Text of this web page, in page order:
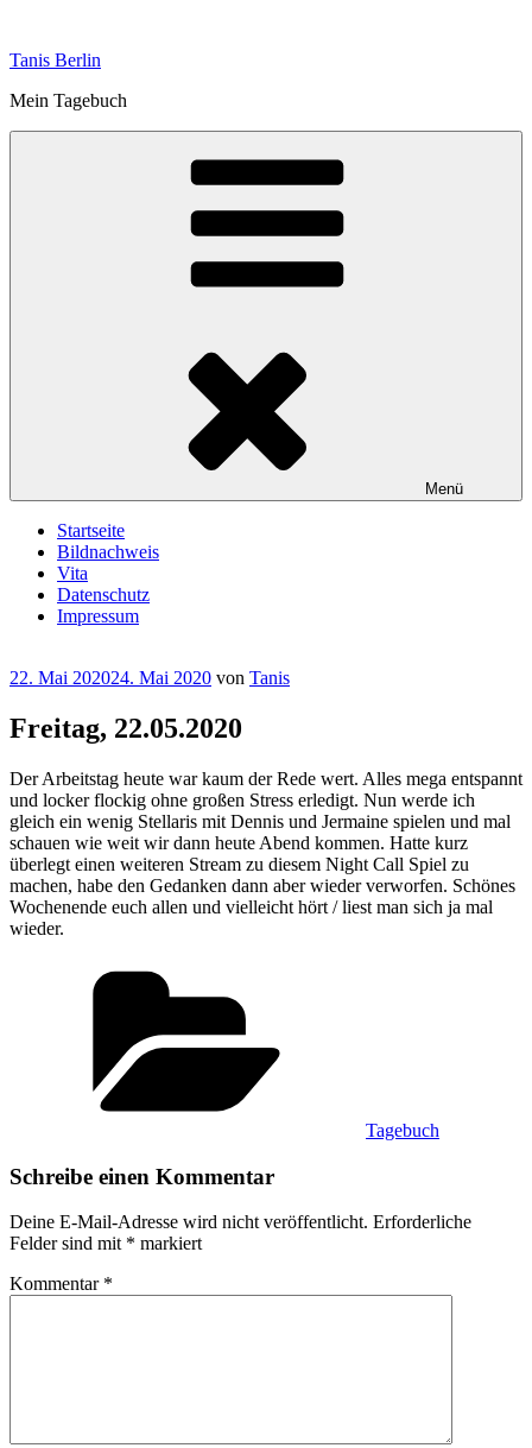
springen
Tanis Berlin
Mein Tagebuch
Menü
Startseite
Bildnachweis
Vita
Datenschutz
Impressum
Veröffentlicht
22. Mai 202024. Mai 2020 von Tanis
Freitag, 22.05.2020
Der Arbeitstag heute war kaum der Rede wert. Alles mega entspannt
und locker flockig ohne großen Stress erledigt. Nun werde ich
gleich ein wenig Stellaris mit Dennis und Jermaine spielen und mal
schauen wie weit wir dann heute Abend kommen. Hatte kurz
überlegt einen weiteren Stream zu diesem Night Call Spiel zu
machen, habe den Gedanken dann aber wieder verworfen. Schönes
Wochenende euch allen und vielleicht hört / liest man sich ja mal
wieder.
Tagebuch
Schreibe einen Kommentar
Deine E-Mail-Adresse wird nicht veröffentlicht. Erforderliche
Felder sind mit * markiert
Kommentar *